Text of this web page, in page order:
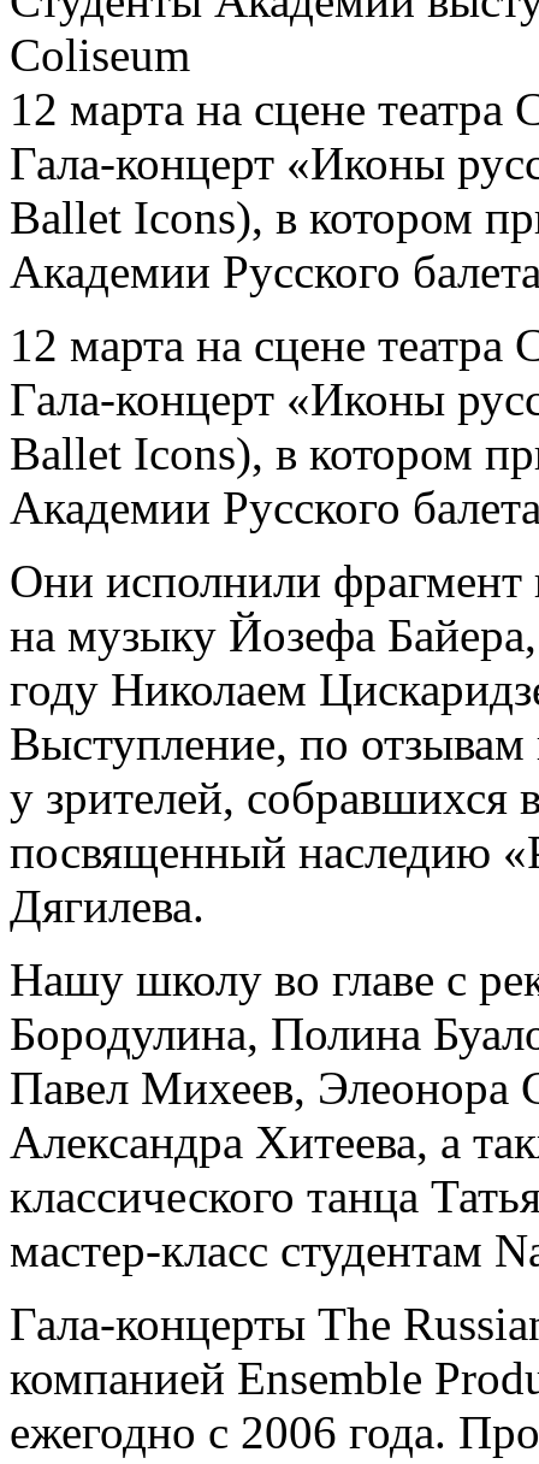
Coliseum
12 марта на сцене
Гала-концерт «Иконы
Ballet Icons), в котором
Академии Русского
12 марта на сцене
Гала-концерт «Иконы
Ballet Icons), в котором
Академии Русского
Они исполнили фрагмент
на музыку Йозефа
году Николаем
Выступление, по отзывам
у зрителей, собравшихся
посвященный наследию
Дягилева.
Нашу школу во главе с
Бородулина, Полина
Павел Михеев, Элеонора
Александра Хитеева, а
классического танца
мастер-класс студентам
Гала-концерты The
компанией Ensemble
ежегодно с 2006 года.